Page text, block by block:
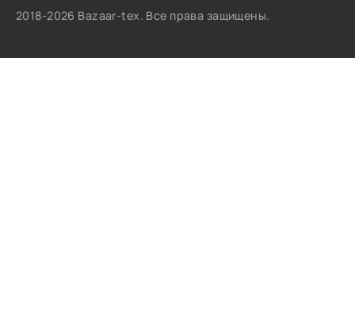
2018-2026 Bazaar-tex. Все права защищены.